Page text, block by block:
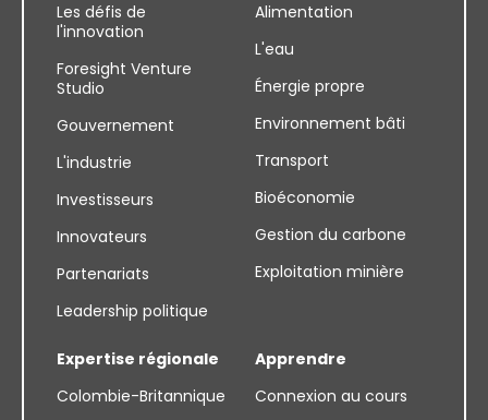
Les défis de
l'innovation
Foresight Venture
Studio
Gouvernement
L'industrie
Investisseurs
Innovateurs
Partenariats
Leadership politique
Alimentation
L'eau
Énergie propre
Environnement bâti
Transport
Bioéconomie
Gestion du carbone
Exploitation minière
Expertise régionale
Colombie-Britannique
Apprendre
Connexion au cours